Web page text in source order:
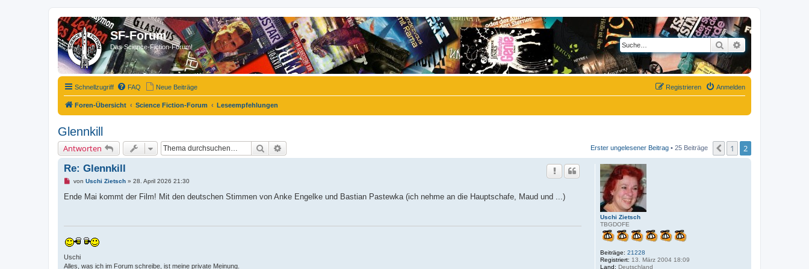
SF-Forum
Das Science-Fiction-Forum! Suche
Schnellzugriff FAQ Neue Beiträge Anmelden
Registrieren
Foren-Übersicht Science Fiction-Forum Leseempfehlungen
Glennkill
Antworten Suche Erster ungelesener Beitrag • 25 Beiträge Vorherige
1 2
Uschi Zietsch
TBGDOFE
Beiträge: 21228
Registriert: 13. März 2004 18:09
Land: Deutschland
Re: Glennkill
U
g
n
e
B
e
von Uschi Zietsch» 28. April 2026 21:30
Ende Mai kommt der Film! Mit den deutschen Stimmen von Anke Engelke und Bastian Pastewka (ich nehme an die Hauptschafe, Maud und ...)
Uschi
Alles, was ich im Forum schreibe, ist meine private Meinung.